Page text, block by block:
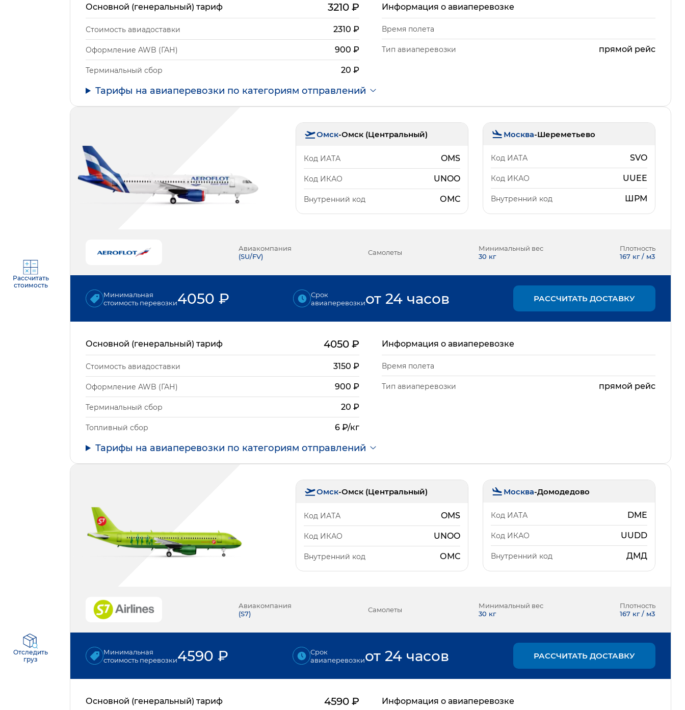
Рассчитать
стоимость
Отследить
груз
Основной (генеральный) тариф 3210₽
Стоимость авиадоставки 2310 ₽
Оформление AWB (ГАН) 900 ₽
Терминальный сбор 20 ₽
Информация о авиаперевозке
Время полета
Тип авиаперевозки прямой рейс
Тарифы на авиаперевозки по категориям отправлений
Омск-Омск (Центральный)
Код ИАТА OMS
Код ИКАО UNOO
Внутренний код ОМС
Москва-Шереметьево
Код ИАТА SVO
Код ИКАО UUEE
Внутренний код ШРМ
Авиакомпания
(SU/FV) Самолеты
Минимальный вес
30 кг
Плотность
167 кг / м3
Минимальная
стоимость перевозки4050 ₽
Срок
авиаперевозкиот 24 часов РАССЧИТАТЬ ДОСТАВКУ
Основной (генеральный) тариф 4050₽
Стоимость авиадоставки 3150 ₽
Оформление AWB (ГАН) 900 ₽
Терминальный сбор 20 ₽
Топливный сбор 6 ₽/кг
Информация о авиаперевозке
Время полета
Тип авиаперевозки прямой рейс
Тарифы на авиаперевозки по категориям отправлений
Омск-Омск (Центральный)
Код ИАТА OMS
Код ИКАО UNOO
Внутренний код ОМС
Москва-Домодедово
Код ИАТА DME
Код ИКАО UUDD
Внутренний код ДМД
Авиакомпания
(S7) Самолеты
Минимальный вес
30 кг
Плотность
167 кг / м3
Минимальная
стоимость перевозки4590 ₽
Срок
авиаперевозкиот 24 часов РАССЧИТАТЬ ДОСТАВКУ
Основной (генеральный) тариф 4590₽ Информация о авиаперевозке